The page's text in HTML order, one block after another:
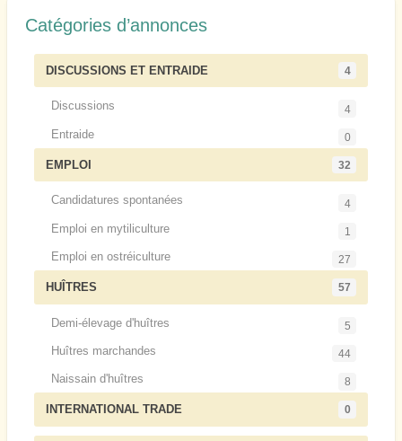
Catégories d’annonces
DISCUSSIONS ET ENTRAIDE 4
Discussions 4
Entraide 0
EMPLOI 32
Candidatures spontanées 4
Emploi en mytiliculture 1
Emploi en ostréiculture 27
HUÎTRES 57
Demi-élevage d'huîtres 5
Huîtres marchandes 44
Naissain d'huîtres 8
INTERNATIONAL TRADE 0